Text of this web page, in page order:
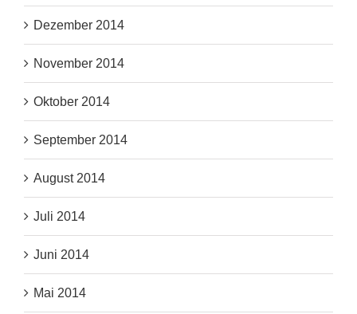
Dezember 2014
November 2014
Oktober 2014
September 2014
August 2014
Juli 2014
Juni 2014
Mai 2014